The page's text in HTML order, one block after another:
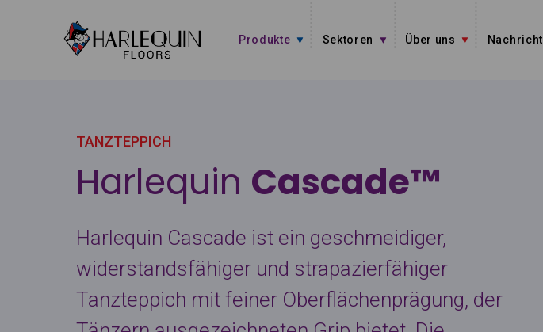
Produkte Sektoren Über uns Nachricht
TANZTEPPICH
Harlequin Cascade™
Harlequin Cascade ist ein geschmeidiger,
widerstandsfähiger und strapazierfähiger
Tanzteppich mit feiner Oberflächenprägung, der